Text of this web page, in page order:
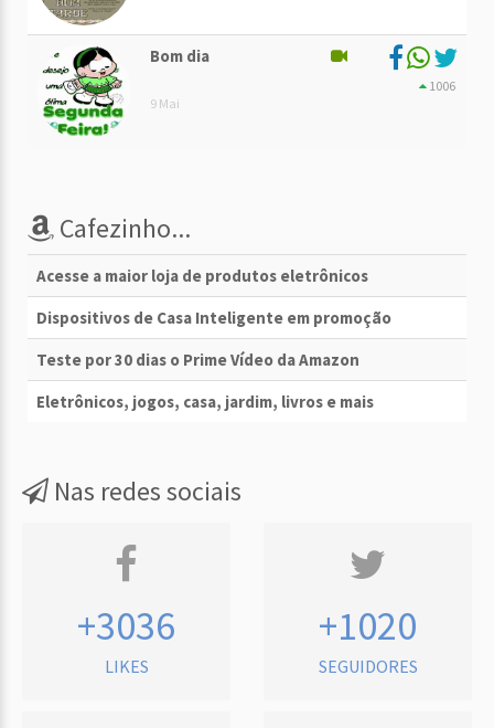
Bom dia
9 Mai
1006
Cafezinho...
Acesse a maior loja de produtos eletrônicos
Dispositivos de Casa Inteligente em promoção
Teste por 30 dias o Prime Vídeo da Amazon
Eletrônicos, jogos, casa, jardim, livros e mais
Nas redes sociais
+3036
LIKES
+1020
SEGUIDORES